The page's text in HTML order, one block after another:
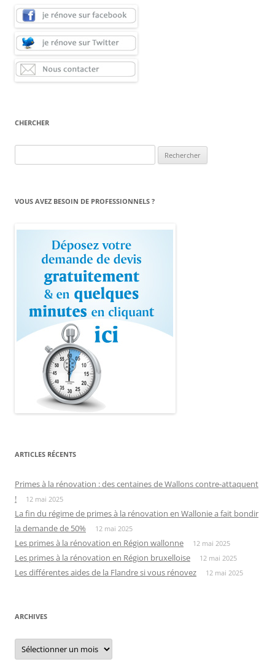
CHERCHER
VOUS AVEZ BESOIN DE PROFESSIONNELS ?
ARTICLES RÉCENTS
Primes à la rénovation : des centaines de Wallons contre-attaquent
!
12 mai 2025
La fin du régime de primes à la rénovation en Wallonie a fait bondir
la demande de 50%
12 mai 2025
Les primes à la rénovation en Région wallonne 12 mai 2025
Les primes à la rénovation en Région bruxelloise 12 mai 2025
Les différentes aides de la Flandre si vous rénovez 12 mai 2025
ARCHIVES
Archives